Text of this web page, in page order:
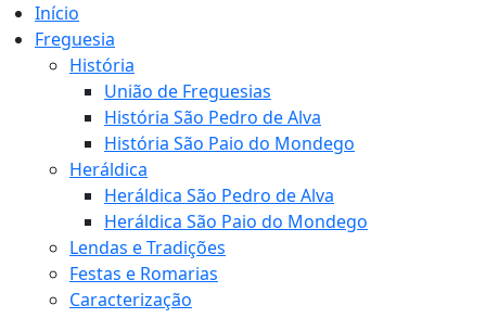
Início
Freguesia
História
União de Freguesias
História São Pedro de Alva
História São Paio do Mondego
Heráldica
Heráldica São Pedro de Alva
Heráldica São Paio do Mondego
Lendas e Tradições
Festas e Romarias
Caracterização